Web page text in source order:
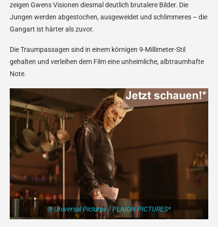
zeigen Gwens Visionen diesmal deutlich brutalere Bilder. Die
Jungen werden abgestochen, ausgeweidet und schlimmeres – die
Gangart ist härter als zuvor.
Die Traumpassagen sind in einem körnigen 9-Millimeter-Stil
gehalten und verleihen dem Film eine unheimliche, albtraumhafte
Note.
© Universal Pictures / PLAION PICTURES*